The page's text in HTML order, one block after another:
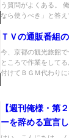
う質問がよくある。
なら使うべき」と答え
ＴＶの通販番組
今、京都の観光旅館
ところで作業をして
付けてＢＧＭ代わりに
【週刊俺様・第
ーを辞める宣言